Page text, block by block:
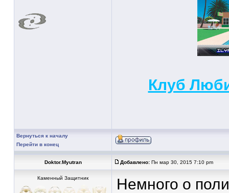
Клуб
Вернуться к началу
Перейти в конец
Doktor.Myutran Добавлено: Пн мар 30, 2015 7:10 pm
Каменный Защитник
Немного о